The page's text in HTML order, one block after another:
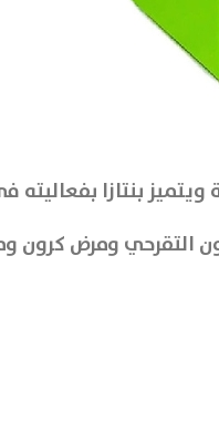
بنتازا بفعاليته
التقرحي ومرض